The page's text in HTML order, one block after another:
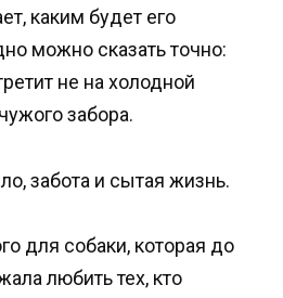
каким будет его
можно сказать точно:
не на холодной
забора.
забота и сытая жизнь.
для собаки, которая до
любить тех, кто